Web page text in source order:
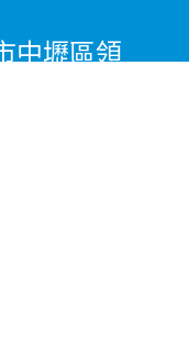
中壢區領